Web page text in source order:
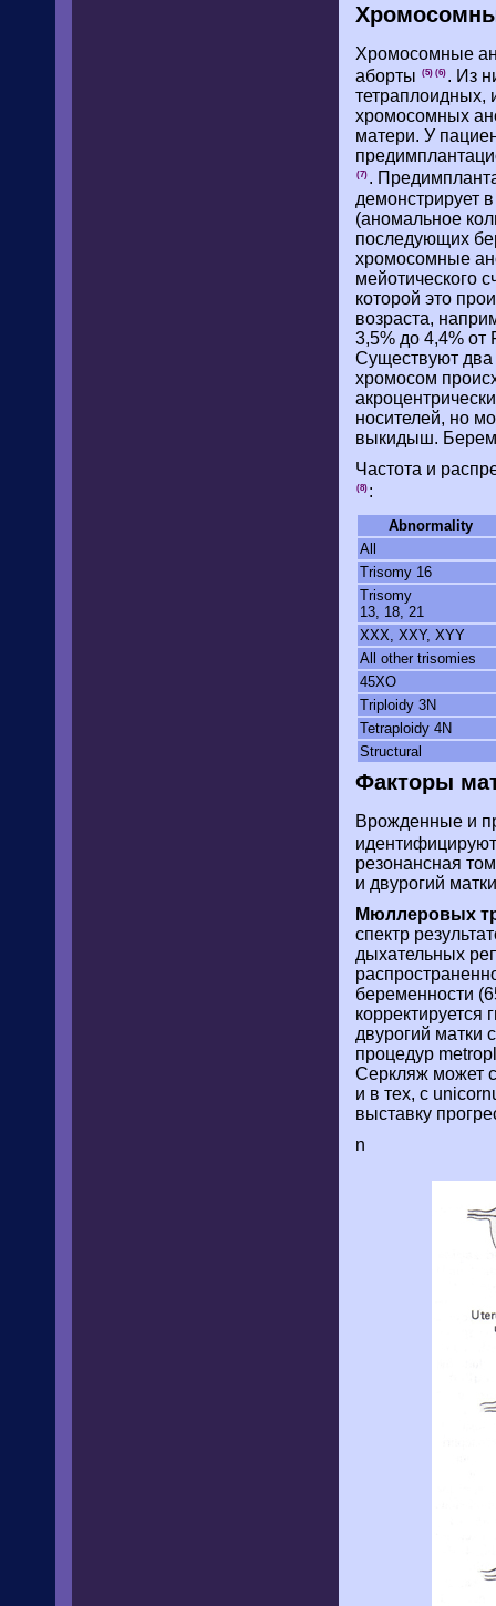
Хромосомные
аборты
(5) (6) . Из
тетраплоидных,
хромосомных
матери. У
(7) .
демонстрирует
(аномальное
последующих
хромосомные
мейотического
которой это
возраста,
3,5% до 4,4% от
Существуют два
хромосом
носителей, но
выкидыш.
Частота и
(8) :
Abnormality
All
Trisomy 16
Trisomy
13, 18, 21
XXX, XXY, XYY
All other trisomies
45XO
Triploidy 3N
Tetraploidy 4N
Structural
Факторы
Врожденные и
резонансная
и двурогий
Мюллеровых
спектр
дыхательных
беременности
корректируется
двурогий
процедур
Серкляж может
и в тех, с
выставку
n